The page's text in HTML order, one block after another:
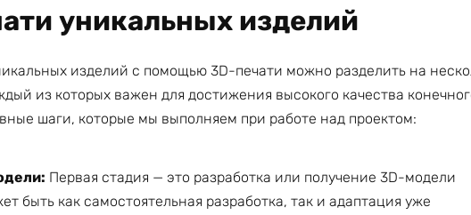
уникальных изделий
изделий с помощью 3D-печати можно разделить на
из которых важен для достижения высокого качества
шаги, которые мы выполняем при работе над проектом:
Первая стадия — это разработка или получение 3D-модели
быть как самостоятельная разработка, так и адаптация уже